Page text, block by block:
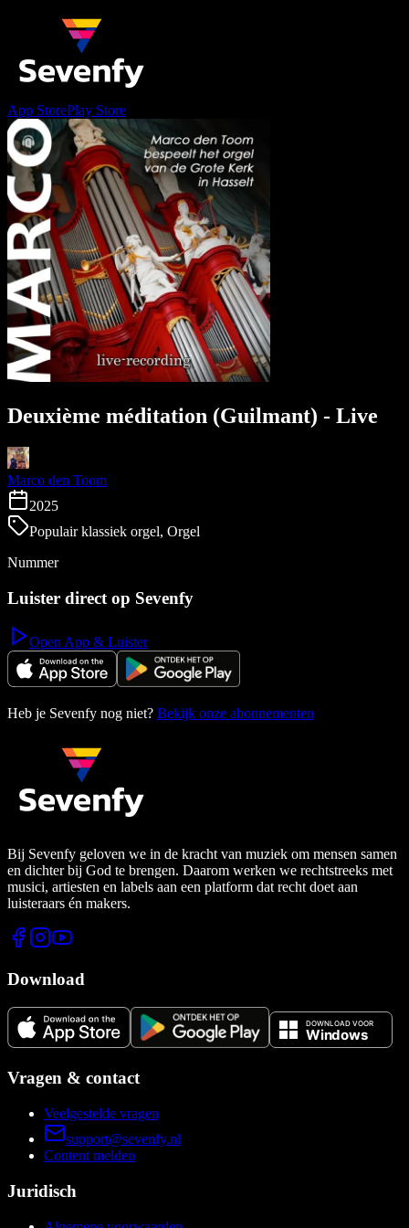
App StorePlay Store
Deuxième méditation (Guilmant) - Live
Marco den Toom
2025
Populair klassiek orgel, Orgel
Nummer
Luister direct op Sevenfy
Open App & Luister
Heb je Sevenfy nog niet? Bekijk onze abonnementen
Bij Sevenfy geloven we in de kracht van muziek om mensen samen
en dichter bij God te brengen. Daarom werken we rechtstreeks met
musici, artiesten en labels aan een platform dat recht doet aan
luisteraars én makers.
Download
Vragen & contact
Veelgestelde vragen
support@sevenfy.nl
Content melden
Juridisch